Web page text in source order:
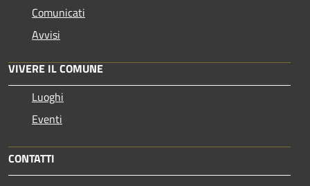
Comunicati
Avvisi
VIVERE IL COMUNE
Luoghi
Eventi
CONTATTI